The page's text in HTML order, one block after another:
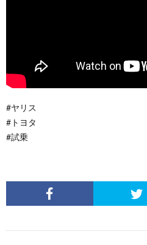
#ヤリス
#トヨタ
#試乗